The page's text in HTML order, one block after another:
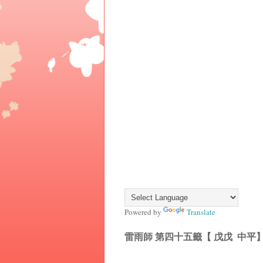
Powered by Translate
雷雨師 第四十五籤【 戊戊 中平】